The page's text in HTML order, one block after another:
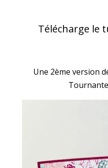
Télécharge le
Une 2ème version